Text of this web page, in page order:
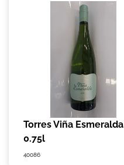
Torres Viña Esmeralda
0.75l
40086